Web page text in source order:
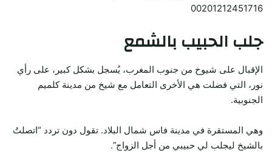
00201212451716
جلب الحبيب بالشمع
الإقبال على شيوخ من جنوب المغرب، يُسجل بشكل كبير، على رأي
نور، التي فضلت هي الأخرى التعامل مع شيخ من مدينة كلميم
الجنوبية.
وهي المستقرة في مدينة فاس شمال البلاد. تقول دون تردد “اتصلتُ
بالشيخ ليجلب لي حبيبي من أجل الزواج”.